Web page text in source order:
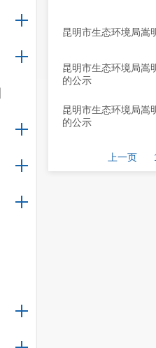
昆明市生态环境局嵩
昆明市生态环境局嵩
的公示
昆明市生态环境局嵩
的公示
上一页